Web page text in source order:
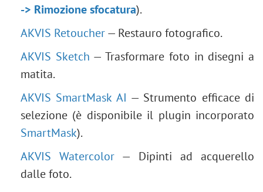
-> Rimozione sfocatura).
AKVIS Retoucher— Restauro fotografico.
AKVIS Sketch — Trasformare foto in disegni a
matita.
AKVIS SmartMask AI — Strumento efficace di
selezione (è disponibile il plugin incorporato
SmartMask).
AKVIS Watercolor — Dipinti ad acquerello
dalle foto.